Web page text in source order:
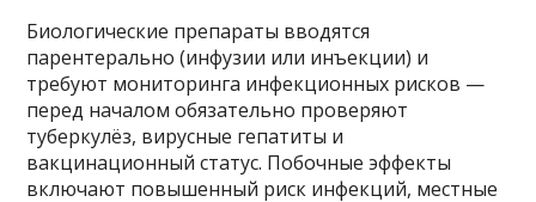
Биологические препараты вводятся
парентерально (инфузии или инъекции) и
требуют мониторинга инфекционных рисков —
перед началом обязательно проверяют
туберкулёз, вирусные гепатиты и
вакцинационный статус. Побочные эффекты
включают повышенный риск инфекций, местные